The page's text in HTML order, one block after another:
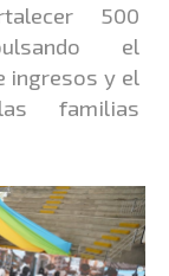
500
el
ingresos y el
familias